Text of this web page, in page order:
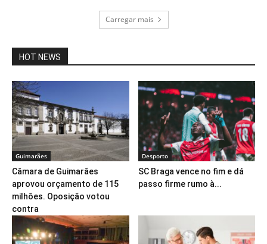
Carregar mais
HOT NEWS
Guimarães
Câmara de Guimarães
aprovou orçamento de 115
milhões. Oposição votou
contra
Desporto
SC Braga vence no fim e dá
passo firme rumo à...